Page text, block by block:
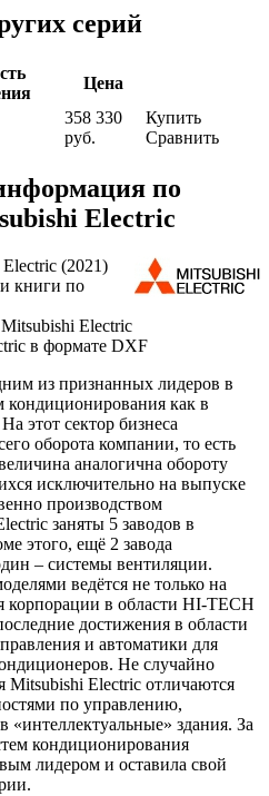
серий
Цена
358 330
руб.
Купить
Сравнить
по
Electric
(2021)
книги по
Electric
в формате DXF
из признанных лидеров в
кондиционирования как в
этот сектор бизнеса
оборота компании, то есть
аналогична обороту
исключительно на выпуске
производством
заняты 5 заводов в
этого, ещё 2 завода
– системы вентиляции.
ведётся не только на
корпорации в области HI-TECH
достижения в области
и автоматики для
Не случайно
Electric отличаются
по управлению,
«интеллектуальные» здания. За
кондиционирования
лидером и оставила свой